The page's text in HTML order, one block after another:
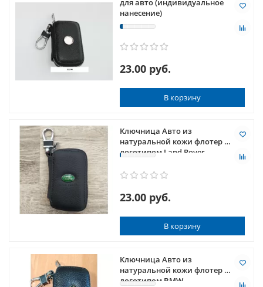
для авто (индивидуальное
нанесение)
23.00 руб.
В корзину
Ключница Авто из
натуральной кожи флотер с
логотипом Land Rover
23.00 руб.
В корзину
Ключница Авто из
натуральной кожи флотер с
логотипом BMW